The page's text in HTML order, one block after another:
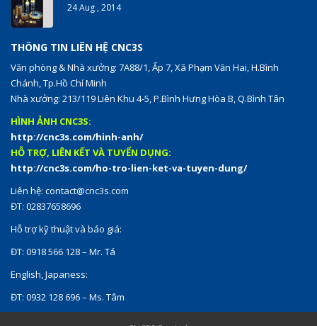
24 Aug , 2014
THÔNG TIN LIÊN HỆ CNC3S
Văn phòng & Nhà xưởng: 7A88/1, Ấp 7, Xã Phạm Văn Hai, H.Bình
Chánh, Tp.Hồ Chí Minh
Nhà xưởng: 213/119 Liên Khu 4-5, P.Bình Hưng Hòa B, Q.Bình Tân
HÌNH ẢNH CNC3S:
http://cnc3s.com/hinh-anh/
HỖ TRỢ, LIÊN KẾT VÀ TUYỂN DỤNG:
http://cnc3s.com/ho-tro-lien-ket-va-tuyen-dung/
Liên hệ: contact@cnc3s.com
ĐT: 02837658696
Hỗ trợ kỹ thuật và báo giá:
ĐT: 0918 566 128 – Mr. Tá
English, Japaness:
ĐT: 0932 128 696 – Ms. Tâm